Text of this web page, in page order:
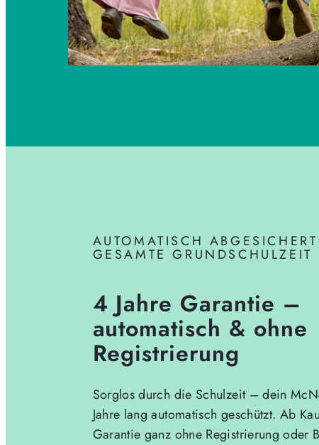
AUTOMATISCH
GESAMTE GRUNDSCHULZEIT
4 Jahre Garantie –
automatisch & ohne
Registrierung
Sorglos durch die Schulzeit – dein
Jahre lang automatisch geschützt. Ab
Garantie ganz ohne Registrierung oder